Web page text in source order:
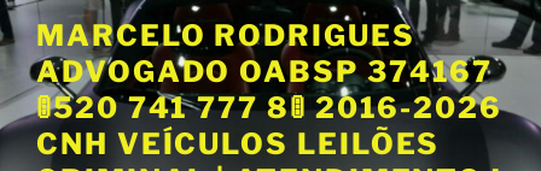
P
u
a
r
MARCELO RODRIGUES
ADVOGADO OABSP 374167
🚦520 741 777 8🚦 2016-2026
CNH VEÍCULOS LEILÕES